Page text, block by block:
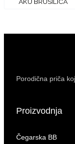
Porodična priča
Proizvodnja
Čegarska BB